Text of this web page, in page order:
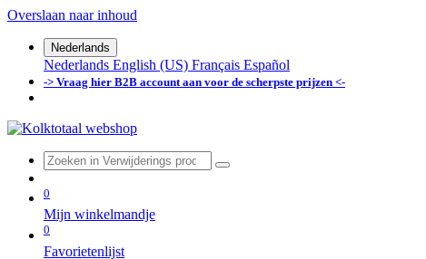
Overslaan naar inhoud
Nederlands
Nederlands English (US) Français Español
-> Vraag hier B2B account aan voor de scherpste prijzen <-
0
Mijn winkelmandje
0
Favorietenlijst